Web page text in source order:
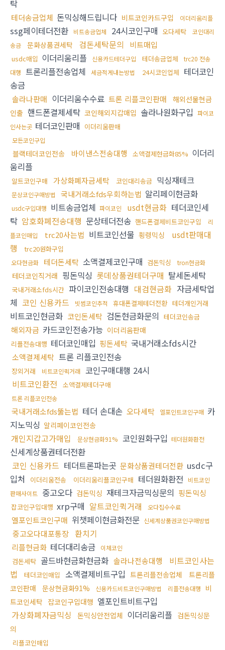
탁
테더송금업체 돈믹싱해드립니다 비트코인카드구입 이더리움리플
ssg페이테더전환 비트송금업체 24시코인구매 오다세탁
코인대리
송금
문화상품권세탁 검돈세탁문의 비트매입
usdc매입 이더리움리플 신용카드테더구입 테더송금업체
trc20 전송
대행 트론리플전송업체 세금적게내는방법 24시코인업체 테더코인
송금
솔라나판매 이더리움수수료 트론 리플코인판매
해외선물현금
인출 핸드폰결제세탁 코인해외지갑매입 솔라나원화구입 파이코
인사는곳 테더코인판매 이더리움판매
모든코인구입
블랙테더코인전송 바이낸스전송대행 소액결제현금화85% 이더리
움리플
알트코인구매 가상화폐자금세탁 코인대리송금 믹싱재테크
문상코인구매방법 국내거래소fds우회하는법 알리페이현금화
usdc구입대행 비트송금업체 파이코인 usdt현금화 테더코인세
탁 암호화폐전송대행 문상테더전송 핸드폰결제비트코인구입
리
플코인매입
trc20사는법 비트코인선물 횡령믹싱
usdt판매대
행
trc20원화구입
오다현금화 테더돈세탁 소액결제코인구매 검돈믹싱 tron현금화
테더코인직거래 핑돈믹싱 롯데상품권테더구매 탈세돈세탁
국내거래소fds시간 파이코인전송대행 대검현금화 자금세탁업
체 코인 신용카드 빗썸코인추적 휴대폰결제테더전환 테더개인거래
비트코인현금화 코인돈세탁 검돈현금화문의 테더코인송금
해외자금 카드코인전송가능 이더리움판매
리플전송대행 테더코인매입 핑돈세탁 국내거래소fds시간
소액결제세탁 트론 리플코인전송
장외거래 비트코인퀵거래 코인구매대행 24시
비트코인환전
소액결제테더구매
트론 리플코인전송
국내거래소fds뚫는법 테더 손대손 오다세탁 엘포인트코인구매 카
지노믹싱 알리페이코인전송
개인지갑고가매입 문상현금화91% 코인원화구입 테더원화환전
신세계상품권테더전환
코인 신용카드 테더트론파는곳 문화상품권테더전환 usdc구
입처
이더리움전송 이더리움리플코인구매 테더원화환전
비트코인
판매사이트
중고오다 검돈믹싱 재테크자금믹싱문의 핑돈믹싱
잡코인구입대행 xrp구매 알트코인퀵거래 오다집수수료
엘포인트코인구매 위챗페이현금화전문 신세계상품권코인구매방법
중고오다대포통장 환치기
리플현금화 테더대리송금 이체코인
검돈세탁 골드바현금화현금화 솔라나전송대행
비트코인사는
법
테더코인매입 소액결제비트구입 트론리플전송업체
트론리플
코인판매
문상현금화91% 신용카드비트코인구매방법 리플전송대행
비
트코인세탁 잡코인구입대행 엘포인트비트구입
가상화폐자금믹싱
돈믹싱안전업체 이더리움리플 검돈믹싱문
의
리플코인매입